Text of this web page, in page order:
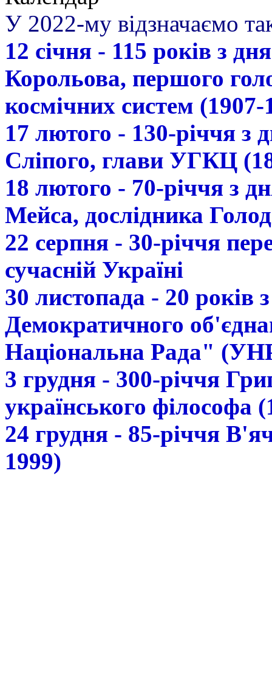
У 2022-му відзначаємо
12 січня - 115 років з
Корольова, першого
космічних систем (1907-
17 лютого - 130-річчя з
Сліпого, глави УГКЦ
18 лютого - 70-річчя з
Мейса, дослідника
22 серпня - 30-річчя
сучасній Україні
30 листопада - 20 років
Демократичного
Національна Рада"
3 грудня - 300-річчя
українського філософа
24 грудня - 85-річчя
1999)